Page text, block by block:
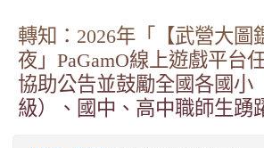
轉知：2026年「【武營大圖
夜」PaGamO線上遊戲平台
協助公告並鼓勵全國各國小
級）、國中、高中職師生踴